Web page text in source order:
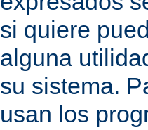
si quiere
alguna
su sistema.
usan los